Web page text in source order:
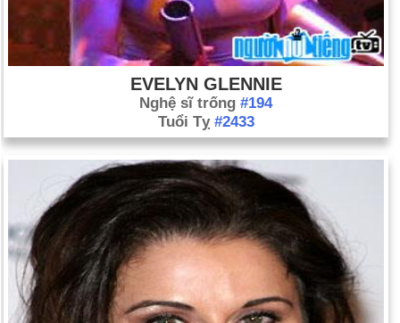
EVELYN GLENNIE
Nghệ sĩ trống #194
Tuổi Tỵ #2433